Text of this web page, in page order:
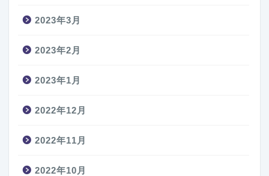
2023年3月
2023年2月
2023年1月
2022年12月
2022年11月
2022年10月